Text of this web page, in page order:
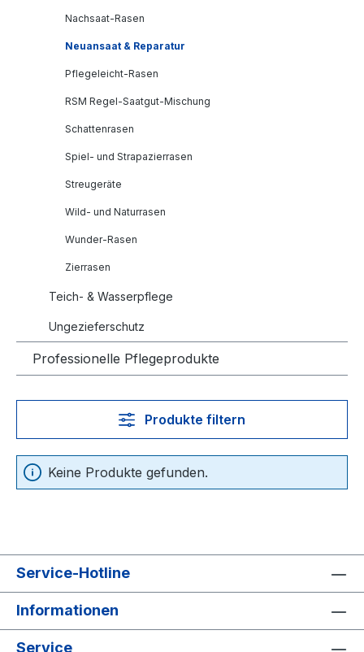
Nachsaat-Rasen
Neuansaat & Reparatur
Pflegeleicht-Rasen
RSM Regel-Saatgut-Mischung
Schattenrasen
Spiel- und Strapazierrasen
Streugeräte
Wild- und Naturrasen
Wunder-Rasen
Zierrasen
Teich- & Wasserpflege
Ungezieferschutz
Professionelle Pflegeprodukte
Produkte filtern
Keine Produkte gefunden.
Service-Hotline
Informationen
Service